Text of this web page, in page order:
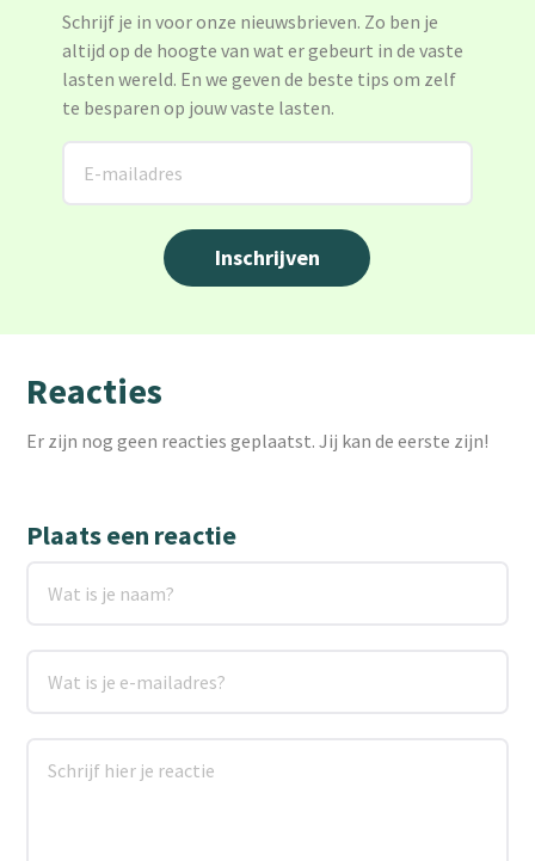
Schrijf je in voor onze nieuwsbrieven. Zo ben je
altijd op de hoogte van wat er gebeurt in de vaste
lasten wereld. En we geven de beste tips om zelf
te besparen op jouw vaste lasten.
Reacties
Er zijn nog geen reacties geplaatst. Jij kan de eerste zijn!
Plaats een reactie